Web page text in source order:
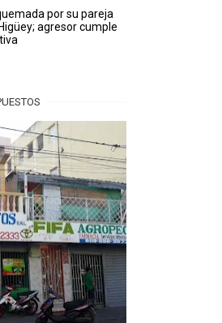
por su pareja
agresor cumple